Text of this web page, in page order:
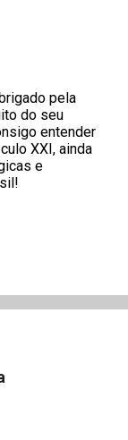
pela
do seu
entender
XXI, ainda
e